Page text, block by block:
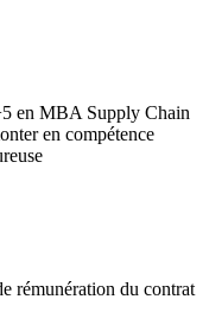
en MBA Supply Chain
en compétence
rémunération du contrat